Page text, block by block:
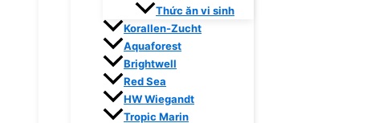
Thức ăn vi sinh
Korallen-Zucht
Aquaforest
Brightwell
Red Sea
HW Wiegandt
Tropic Marin